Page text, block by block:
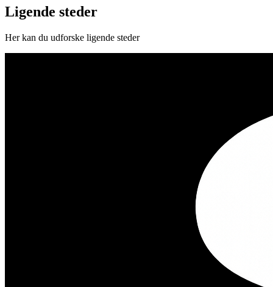
Ligende steder
Her kan du udforske ligende steder